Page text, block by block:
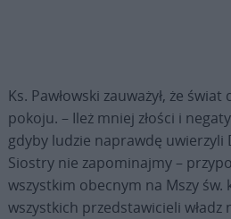
Ks. Pawłowski zauważył, że
pokoju. – Ileż mniej złości i
gdyby ludzie naprawdę uwierzyli
Siostry nie zapominajmy –
wszystkim obecnym na Mszy
wszystkich przedstawicieli władz